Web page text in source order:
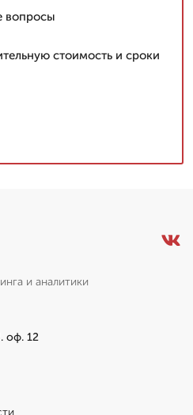
вопросы
стоимость и сроки
и аналитики
оф. 12